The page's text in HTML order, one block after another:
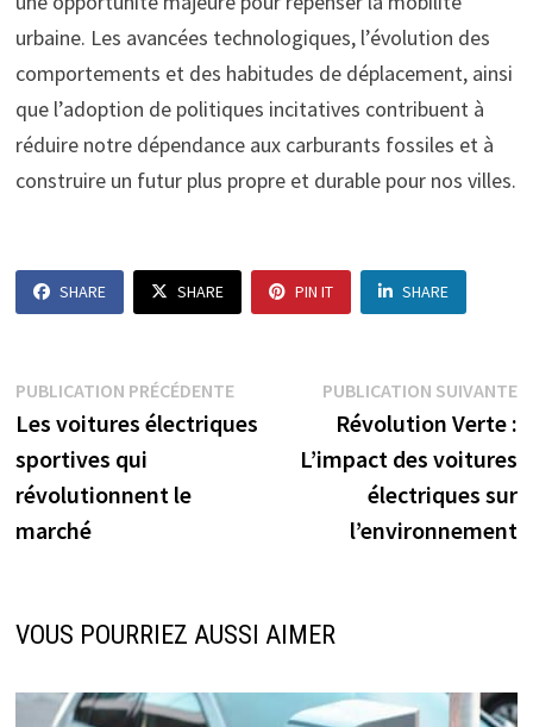
urbaine. Les avancées technologiques, l’évolution des
comportements et des habitudes de déplacement, ainsi
que l’adoption de politiques incitatives contribuent à
réduire notre dépendance aux carburants fossiles et à
construire un futur plus propre et durable pour nos villes.
SHARE SHARE PIN IT SHARE
Navigation
de
l’article
PUBLICATION PRÉCÉDENTEPublication
précédente :
Les voitures électriques
sportives qui
révolutionnent le
marché
PUBLICATION SUIVANTE
Révolution Verte :
L’impact des voitures
électriques sur
l’environnement
VOUS POURRIEZ AUSSI AIMER